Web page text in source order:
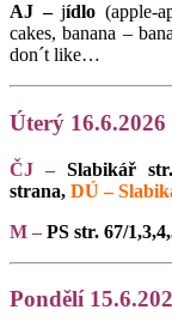
AJ –jídlo (apple-
cakes, banana –
don´t like…
Úterý 16.6.2026
ČJ –Slabikář
strana, DÚ –
M – PS str. 67/
Pondělí